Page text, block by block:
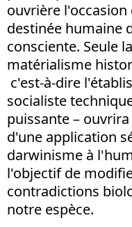
ouvrière
destinée humaine
consciente. Seule
matérialisme
c'est-à-dire
socialiste
puissante –
d'une application
darwinisme à
l'objectif de
contradictions
notre espèce.